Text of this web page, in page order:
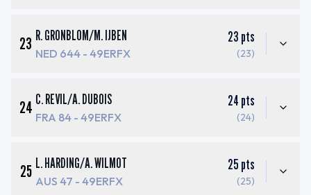
23 R. GRONBLOM/M. IJBEN
NED 644- 49ERFX
23 pts
(23)
24 C. REVIL/A. DUBOIS
FRA 84- 49ERFX
24 pts
(24)
25 L. HARDING/A. WILMOT
AUS 47 - 49ERFX
25 pts
(25)